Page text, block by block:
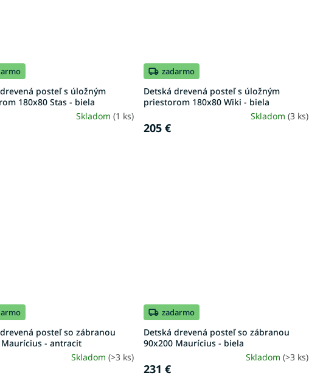
posteľ s úložným
180x80 Stas - biela
Skladom(1 ks)
zadarmo
Detská drevená posteľ s úložným
priestorom 180x80 Wiki - biela
Skladom (3 ks)
205 €
posteľ so zábranou
Maurícius - antracit
Skladom(>3 ks)
zadarmo
Detská drevená posteľ so zábranou
90x200 Maurícius - biela
Skladom (>3 ks)
231 €